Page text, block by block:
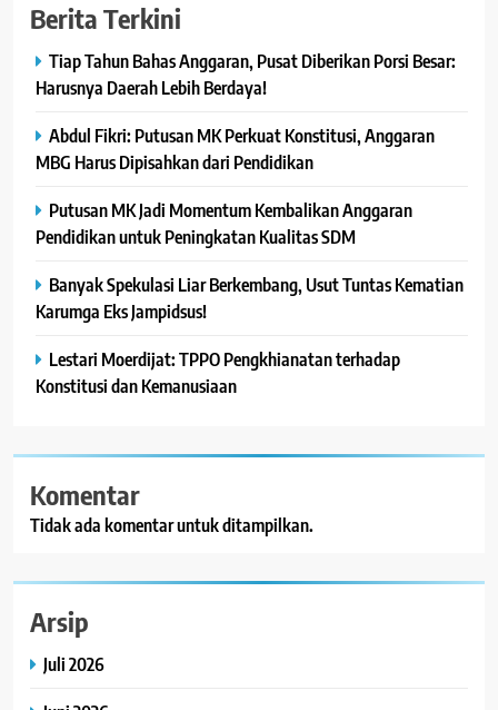
Berita Terkini
Tiap Tahun Bahas Anggaran, Pusat Diberikan Porsi Besar:
Harusnya Daerah Lebih Berdaya!
Abdul Fikri: Putusan MK Perkuat Konstitusi, Anggaran
MBG Harus Dipisahkan dari Pendidikan
Putusan MK Jadi Momentum Kembalikan Anggaran
Pendidikan untuk Peningkatan Kualitas SDM
Banyak Spekulasi Liar Berkembang, Usut Tuntas Kematian
Karumga Eks Jampidsus!
Lestari Moerdijat: TPPO Pengkhianatan terhadap
Konstitusi dan Kemanusiaan
Komentar
Tidak ada komentar untuk ditampilkan.
Arsip
Juli 2026